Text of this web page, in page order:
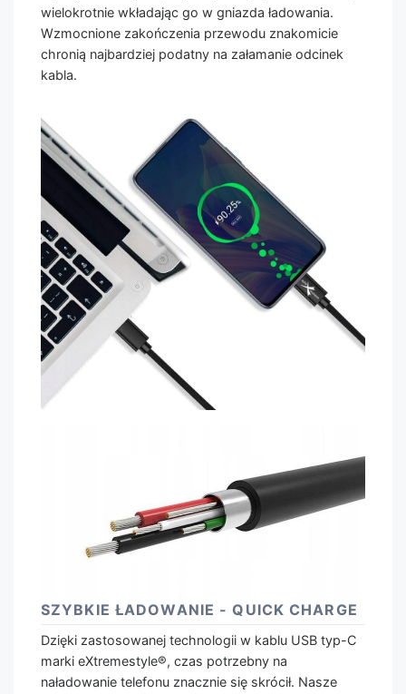
wielokrotnie wkładając go w gniazda ładowania.
Wzmocnione zakończenia przewodu znakomicie
chronią najbardziej podatny na załamanie odcinek
kabla.
SZYBKIE ŁADOWANIE - QUICK CHARGE
Dzięki zastosowanej technologii w kablu USB typ-C
marki eXtremestyle®, czas potrzebny na
naładowanie telefonu znacznie się skrócił. Nasze